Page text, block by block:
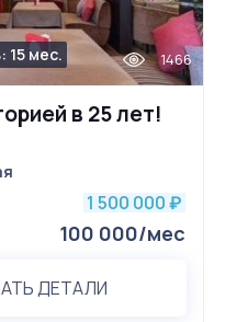
в 25 лет!
15 мес. 1466
1 500 000 ₽
100 000/мес
ДЕТАЛИ